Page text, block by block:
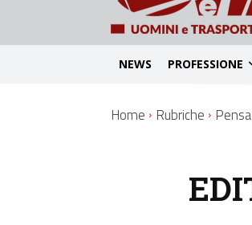
NEWS PROFESSIONE
Home Rubriche